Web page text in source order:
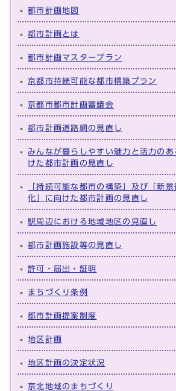
都市計画地図
都市計画とは
都市計画マスタープラン
京都市持続可能な都市構築プラン
京都市都市計画審議会
都市計画道路網の見直し
みんなが暮らしやすい魅力と活力の
けた都市計画の見直し
「持続可能な都市の構築」及び「新
化」に向けた都市計画の見直し
駅周辺における地域地区の見直し
都市計画施設等の見直し
許可・届出・証明
まちづくり条例
都市計画提案制度
地区計画
地区計画の決定状況
京北地域のまちづくり